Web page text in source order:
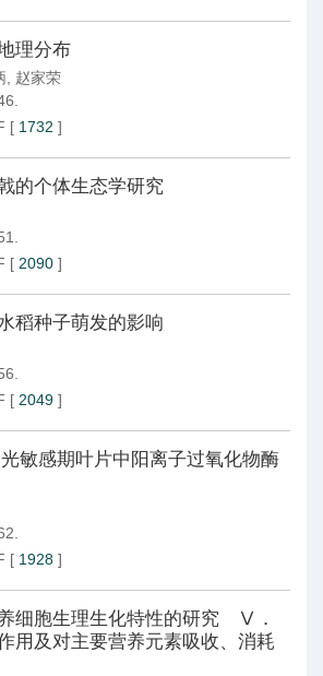
理分布
赵家荣
[ 1732 ]
的个体生态学研究
[ 2090 ]
稻种子萌发的影响
[ 2049 ]
敏感期叶片中阳离子过氧化物酶
[ 1928 ]
细胞生理生化特性的研究 Ⅴ．
用及对主要营养元素吸收、消耗